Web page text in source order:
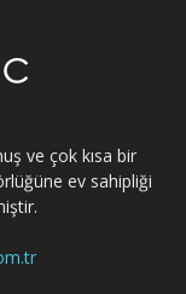
ve çok kısa bir
ev sahipliği